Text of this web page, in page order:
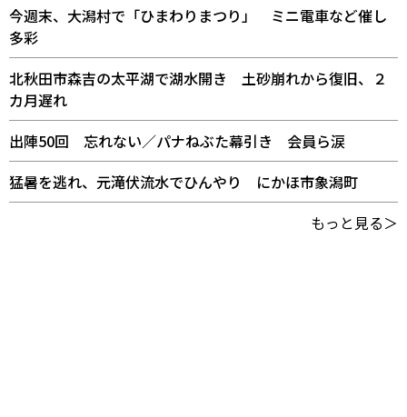
今週末、大潟村で「ひまわりまつり」 ミニ電車など催し
多彩
北秋田市森吉の太平湖で湖水開き 土砂崩れから復旧、２
カ月遅れ
出陣50回 忘れない／パナねぶた幕引き 会員ら涙
猛暑を逃れ、元滝伏流水でひんやり にかほ市象潟町
もっと見る＞